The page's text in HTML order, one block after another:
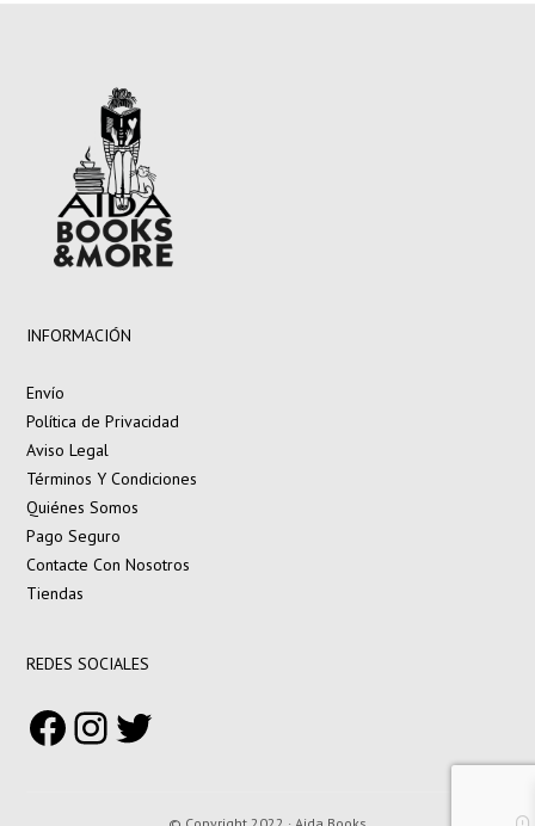
INFORMACIÓN
Envío
Política de Privacidad
Aviso Legal
Términos Y Condiciones
Quiénes Somos
Pago Seguro
Contacte Con Nosotros
Tiendas
REDES SOCIALES
Facebook
Instagram
Twitter
© Copyright 2022 · Aida Books